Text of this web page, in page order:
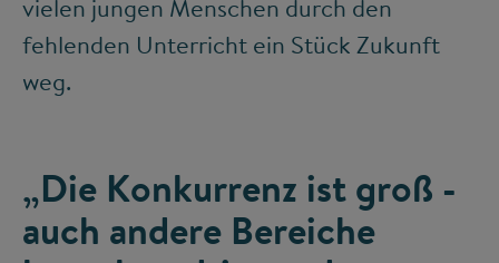
vielen jungen Menschen durch den
fehlenden Unterricht ein Stück Zukunft
weg.
„Die Konkurrenz ist groß -
auch andere Bereiche